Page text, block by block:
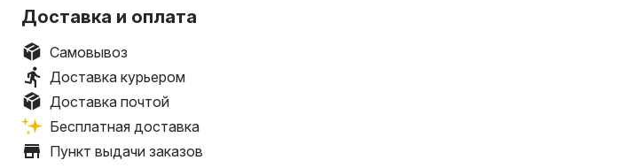
Доставка по РБ: Европочта / Белпочта
*согласно тарифам почты ~ 7 BYN
Самовывоз: г.Минск ул.Тимирязева, 65
* время самовывоза и наличие уточняйте
Доставка по Минску от 3 BYN, зависит от удаленности от нашего склада (при сумме
заказа не менее 50 BYN)
————————————————————
Беспроводная караоке bluetooth колонка MIVO MD-103 обладая 9-ю режимами RGB
Доставка и оплата
Самовывоз
Доставка курьером
Доставка почтой
Бесплатная доставка
Пункт выдачи заказов